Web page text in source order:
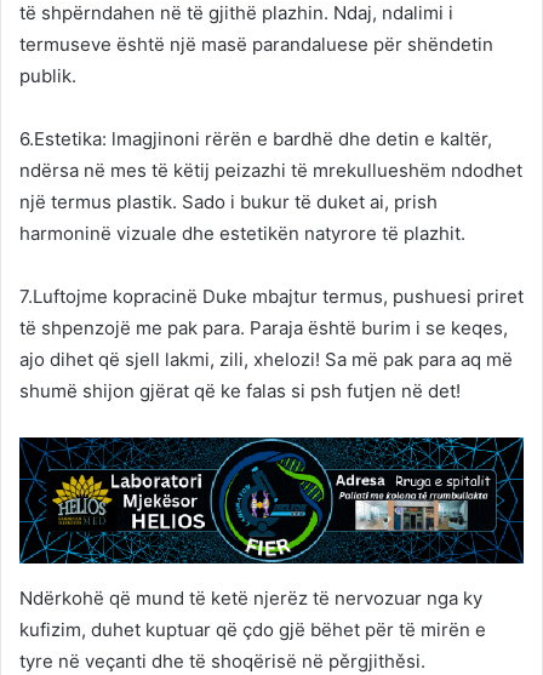
të shpërndahen në të gjithë plazhin. Ndaj, ndalimi i
termuseve është një masë parandaluese për shëndetin
publik.
6.Estetika: lmagjinoni rërën e bardhë dhe detin e kaltër,
ndërsa në mes të këtij peizazhi të mrekullueshëm ndodhet
një termus plastik. Sado i bukur të duket ai, prish
harmoninë vizuale dhe estetikën natyrore të plazhit.
7.Luftojme kopracinë Duke mbajtur termus, pushuesi priret
të shpenzojë me pak para. Paraja është burim i se keqes,
ajo dihet që sjell lakmi, zili, xhelozi! Sa më pak para aq më
shumë shijon gjërat që ke falas si psh futjen në det!
Ndërkohë që mund të ketë njerëz të nervozuar nga ky
kufizim, duhet kuptuar që çdo gjë bëhet për të mirën e
tyre në veçanti dhe të shoqërisë në pěrgjithěsi.